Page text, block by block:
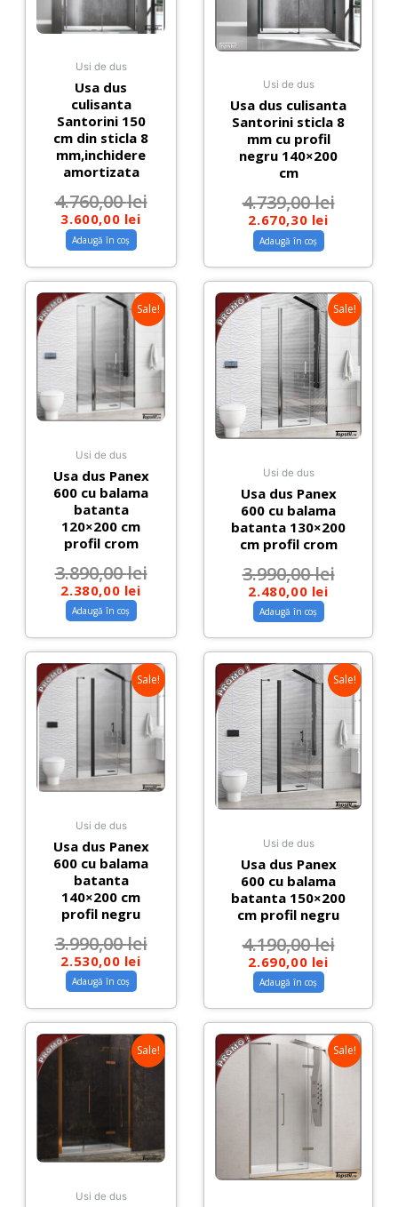
Usi de dus
Usa dus
culisanta
Santorini 150
cm din sticla 8
mm,inchidere
amortizata
4.760,00lei
3.600,00 lei
Adaugă în coș
Usi de dus
Usa dus culisanta
Santorini sticla 8
mm cu profil
negru 140×200
cm
4.739,00lei
2.670,30 lei
Adaugă în coș
Sale!
Usi de dus
Usa dus Panex
600 cu balama
batanta
120×200 cm
profil crom
3.890,00lei
2.380,00 lei
Adaugă în coș
Sale!
Usi de dus
Usa dus Panex
600 cu balama
batanta 130×200
cm profil crom
3.990,00lei
2.480,00 lei
Adaugă în coș
Sale!
Usi de dus
Usa dus Panex
600 cu balama
batanta
140×200 cm
profil negru
3.990,00lei
2.530,00 lei
Adaugă în coș
Sale!
Usi de dus
Usa dus Panex
600 cu balama
batanta 150×200
cm profil negru
4.190,00lei
2.690,00 lei
Adaugă în coș
Sale!
Usi de dus
Sale!